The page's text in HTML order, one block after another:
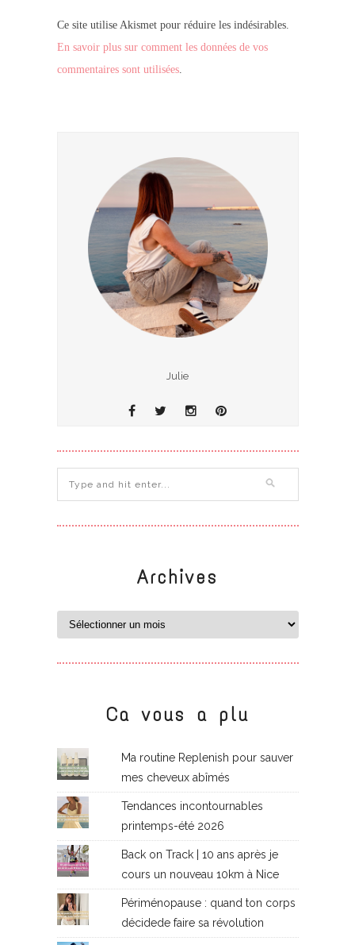
Ce site utilise Akismet pour réduire les indésirables.
En savoir plus sur comment les données de vos
commentaires sont utilisées.
Julie
Archives
Ca vous a plu
Ma routine Replenish pour sauver
mes cheveux abîmés
Tendances incontournables
printemps-été 2026
Back on Track | 10 ans après je
cours un nouveau 10km à Nice
Périménopause : quand ton corps
décidede faire sa révolution